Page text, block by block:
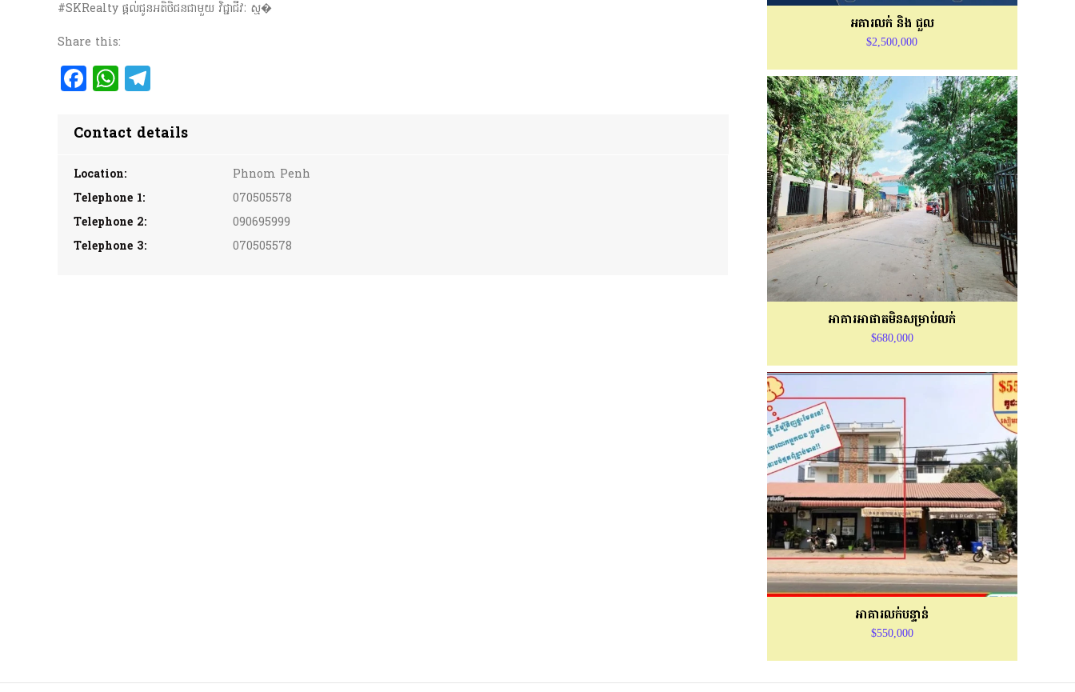
#SKRealty ផ្តល់ជូនអតិថិជនជាមួយ វិជ្ជាជីវៈ ស្ម�
Share this:
Facebook
WhatsApp
Contact details
Location:
Phnom Penh
Telephone 1:
070505578
Telephone 2:
090695999
Telephone 3:
070505578
អគារលក់ និង ជួល
$2,500,000
អាគារអាផាតមិនសម្រាប់លក់
$680,000
អាគារលក់បន្ទាន់
$550,000